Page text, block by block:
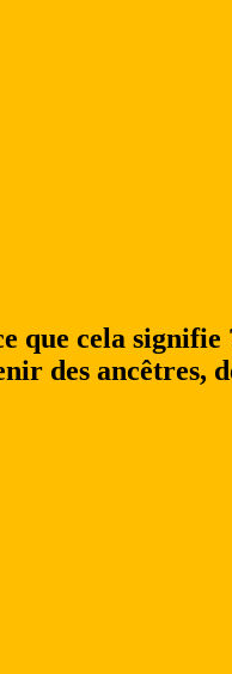
que cela
des ancêtres,